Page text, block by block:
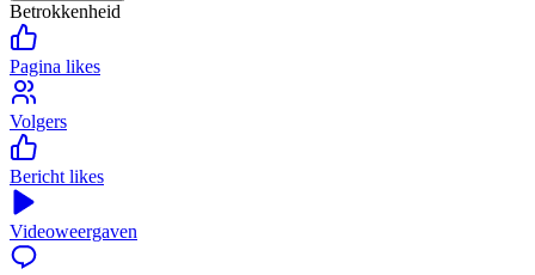
Betrokkenheid
Pagina likes
Volgers
Bericht likes
Videoweergaven